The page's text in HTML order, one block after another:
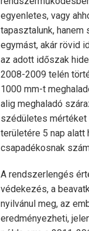
egyenletes, vagy
tapasztalunk,
egymást, akár rövid
az adott időszak
2008-2009 telén
1000 mm-t
alig meghaladó
szédületes mértéket
területére 5 nap
csapadékosnak
A rendszerlengés
védekezés, a
nyilvánul meg, az
eredményezheti,